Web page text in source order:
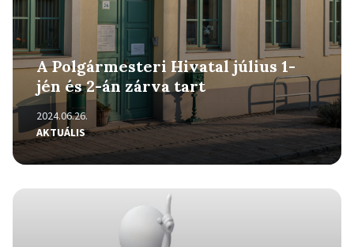
A Polgármesteri Hivatal július 1-
jén és 2-án zárva tart
2024.06.26.
AKTUÁLIS
Részletek